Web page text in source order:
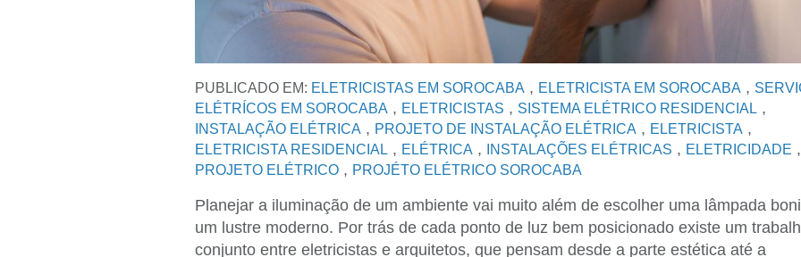
PUBLICADO EM: ELETRICISTAS EM SOROCABA , ELETRICISTA EM SOROCABA ,
ELÉTRÍCOS EM SOROCABA , ELETRICISTAS , SISTEMA ELÉTRICO RESIDENCIAL ,
INSTALAÇÃO ELÉTRICA , PROJETO DE INSTALAÇÃO ELÉTRICA , ELETRICISTA ,
ELETRICISTA RESIDENCIAL , ELÉTRICA , INSTALAÇÕES ELÉTRICAS , ELETRICIDADE ,
PROJETO ELÉTRICO , PROJÉTO ELÉTRICO SOROCABA
Planejar a iluminação de um ambiente vai muito além de escolher uma lâmpada
um lustre moderno. Por trás de cada ponto de luz bem posicionado existe um
conjunto entre eletricistas e arquitetos, que pensam desde a parte estética até a